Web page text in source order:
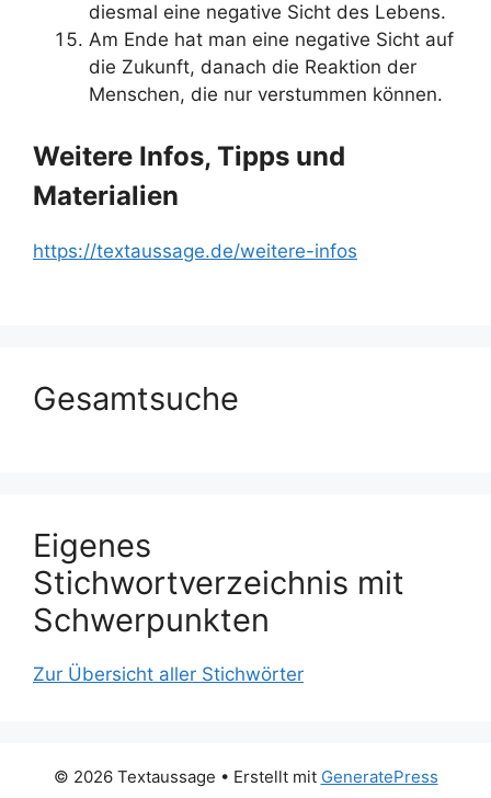
diesmal eine negative Sicht des Lebens.
Am Ende hat man eine negative Sicht auf
die Zukunft, danach die Reaktion der
Menschen, die nur verstummen können.
Weitere Infos, Tipps und
Materialien
https://textaussage.de/weitere-infos
Gesamtsuche
Eigenes
Stichwortverzeichnis mit
Schwerpunkten
Zur Übersicht aller Stichwörter
© 2026 Textaussage • Erstellt mit GeneratePress